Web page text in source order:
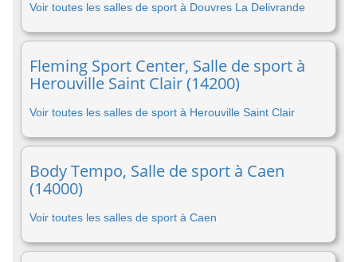
Voir toutes les salles de sport à Douvres La Delivrande
Fleming Sport Center, Salle de sport à
Herouville Saint Clair (14200)
Voir toutes les salles de sport à Herouville Saint Clair
Body Tempo, Salle de sport à Caen
(14000)
Voir toutes les salles de sport à Caen